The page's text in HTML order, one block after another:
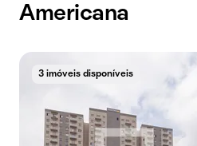
Americana
3 imóveis disponíveis